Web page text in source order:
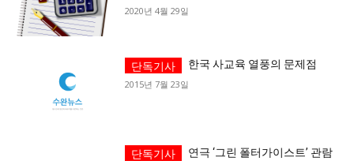
2020년 4월 29일
한국 사교육 열풍의 문제점
2015년 7월 23일
연극 ‘그린 폴터가이스트’ 관람